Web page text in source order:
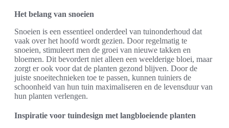
Het belang van snoeien
Snoeien is een essentieel onderdeel van tuinonderhoud dat
vaak over het hoofd wordt gezien. Door regelmatig te
snoeien, stimuleert men de groei van nieuwe takken en
bloemen. Dit bevordert niet alleen een weelderige bloei, maar
zorgt er ook voor dat de planten gezond blijven. Door de
juiste snoeitechnieken toe te passen, kunnen tuiniers de
schoonheid van hun tuin maximaliseren en de levensduur van
hun planten verlengen.
Inspiratie voor tuindesign met langbloeiende planten